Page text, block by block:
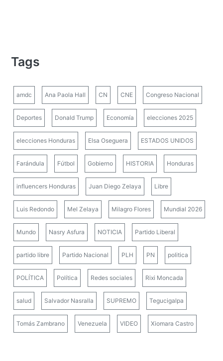
Tags
amdc Ana Paola Hall CN CNE Congreso Nacional
Deportes Donald Trump Economía elecciones 2025
elecciones Honduras Elsa Oseguera ESTADOS UNIDOS
Farándula Fútbol Gobierno HISTORIA Honduras
influencers Honduras Juan Diego Zelaya Libre
Luis Redondo Mel Zelaya Milagro Flores Mundial 2026
Mundo Nasry Asfura NOTICIA Partido Liberal
partido libre Partido Nacional PLH PN politica
POLÍTICA Política Redes sociales Rixi Moncada
salud Salvador Nasralla SUPREMO Tegucigalpa
Tomás Zambrano Venezuela VIDEO Xiomara Castro